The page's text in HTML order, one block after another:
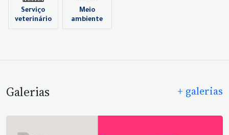
Serviço
veterinário
Meio
ambiente
Galerias + galerias